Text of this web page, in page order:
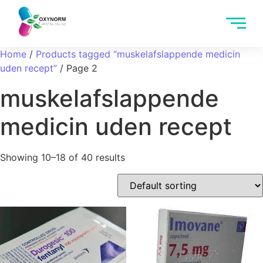
Home / Products tagged “muskelafslappende medicin
uden recept” / Page 2
muskelafslappende
medicin uden recept
Showing 10–18 of 40 results